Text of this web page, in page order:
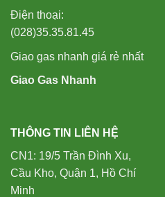
Điện thoại:
(028)35.35.81.45
Giao gas nhanh giá rẻ nhất
Giao Gas Nhanh
THÔNG TIN LIÊN HỆ
CN1: 19/5 Trần Đình Xu,
Cầu Kho, Quận 1, Hồ Chí
Minh